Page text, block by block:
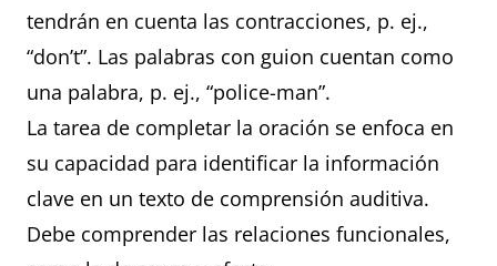
tendrán en cuenta las contracciones, p. ej.,
“don’t”. Las palabras con guion cuentan como
una palabra, p. ej., “police-man”.
La tarea de completar la oración se enfoca en
su capacidad para identificar la información
clave en un texto de comprensión auditiva.
Debe comprender las relaciones funcionales,